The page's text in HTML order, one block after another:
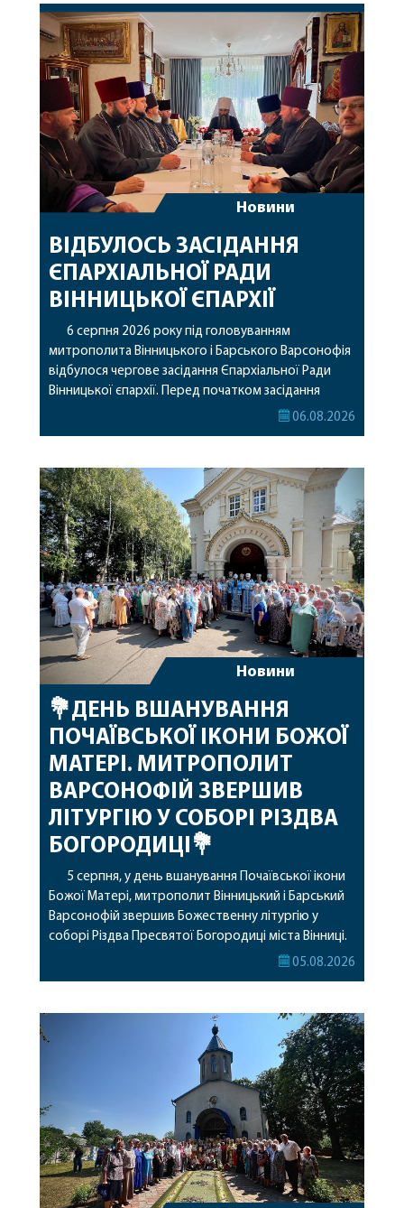
Новини
ВІДБУЛОСЬ ЗАСІДАННЯ
ЄПАРХІАЛЬНОЇ РАДИ
ВІННИЦЬКОЇ ЄПАРХІЇ
6 серпня 2026 року під головуванням
митрополита Вінницького і Барського Варсонофія
відбулося чергове засідання Єпархіальної Ради
Вінницької єпархії. Перед початком засідання
секретар Єпархіальної Ради від імені членів Ради
побажавши йому міцного здоров’я, Божої
допомоги, миру, духовної радості та
благословенних успіхів у подальшому
архіпастирському служінні. […]
06.08.2026
Новини
💐ДЕНЬ ВШАНУВАННЯ
ПОЧАЇВСЬКОЇ ІКОНИ БОЖОЇ
МАТЕРІ. МИТРОПОЛИТ
ВАРСОНОФІЙ ЗВЕРШИВ
ЛІТУРГІЮ У СОБОРІ РІЗДВА
БОГОРОДИЦІ💐
5 серпня, у день вшанування Почаївської ікони
Божої Матері, митрополит Вінницький і Барський
Варсонофій звершив Божественну літургію у
соборі Різдва Пресвятої Богородиці міста Вінниці.
Його Високопреосвященству співслужили
священному сані. Під час богослужіння підносилися
особливі молитви за мир в Україні, за воїнів, які
05.08.2026